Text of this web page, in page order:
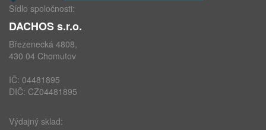
Sídlo spoločnosti:
DACHOS s.r.o.
Březenecká 4808,
430 04 Chomutov
IČ: 04481895
DIČ: CZ04481895
Výdajný sklad: